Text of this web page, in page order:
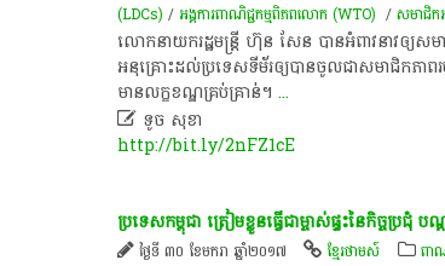
(LDCs) /អង្គការ​ពាណិជ្ជកម្ម​ពិភពលោក (WTO) ​ /សមាជិក​
លោក​នាយក​រដ្ឋមន្ត្រី ហ៊ុន សែន បាន​អំពាវនាវ​ឲ្
អនុគ្រោះ​ដល់​ប្រទេស​ទីម័រ​ឲ្យ​បាន​ចូល​ជា​សមាជិកភាព​
មាន​លក្ខខណ្ឌ​គ្រប់គ្រាន់។ ...
ទូច សុខា
http://bit.ly/2nFZ1cE
ប្រទេស​កម្ពុជា ត្រៀម​ខ្លួន​​ធ្វើ​ជា​ម្ចាស់​ផ្ទះ​នៃ​កិច្ច​ប្រជុំ
ថ្ងៃទី ៣០ ខែមករា ឆ្នាំ២០១៧ ខ្មែរថាមស៍ ពា